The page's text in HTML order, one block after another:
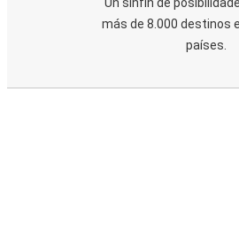
más de 8.000 destinos
países.